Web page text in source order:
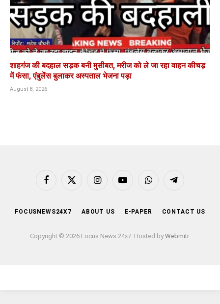
शाहगंज की बदहाल सड़क बनी मुसीबत, मरीज को ले जा रहा वाहन कीचड़
में फंसा, एंबुलेंस बुलाकर अस्पताल भेजना पड़ा
August 8, 2026
Facebook
X
InstagramYouTubeWhatsAppTelegram
FOCUSNEWS24X7 ABOUT US E-PAPER CONTACT US
Copyright © 2026 Focus News 24x7. Hosted byWebmitr.